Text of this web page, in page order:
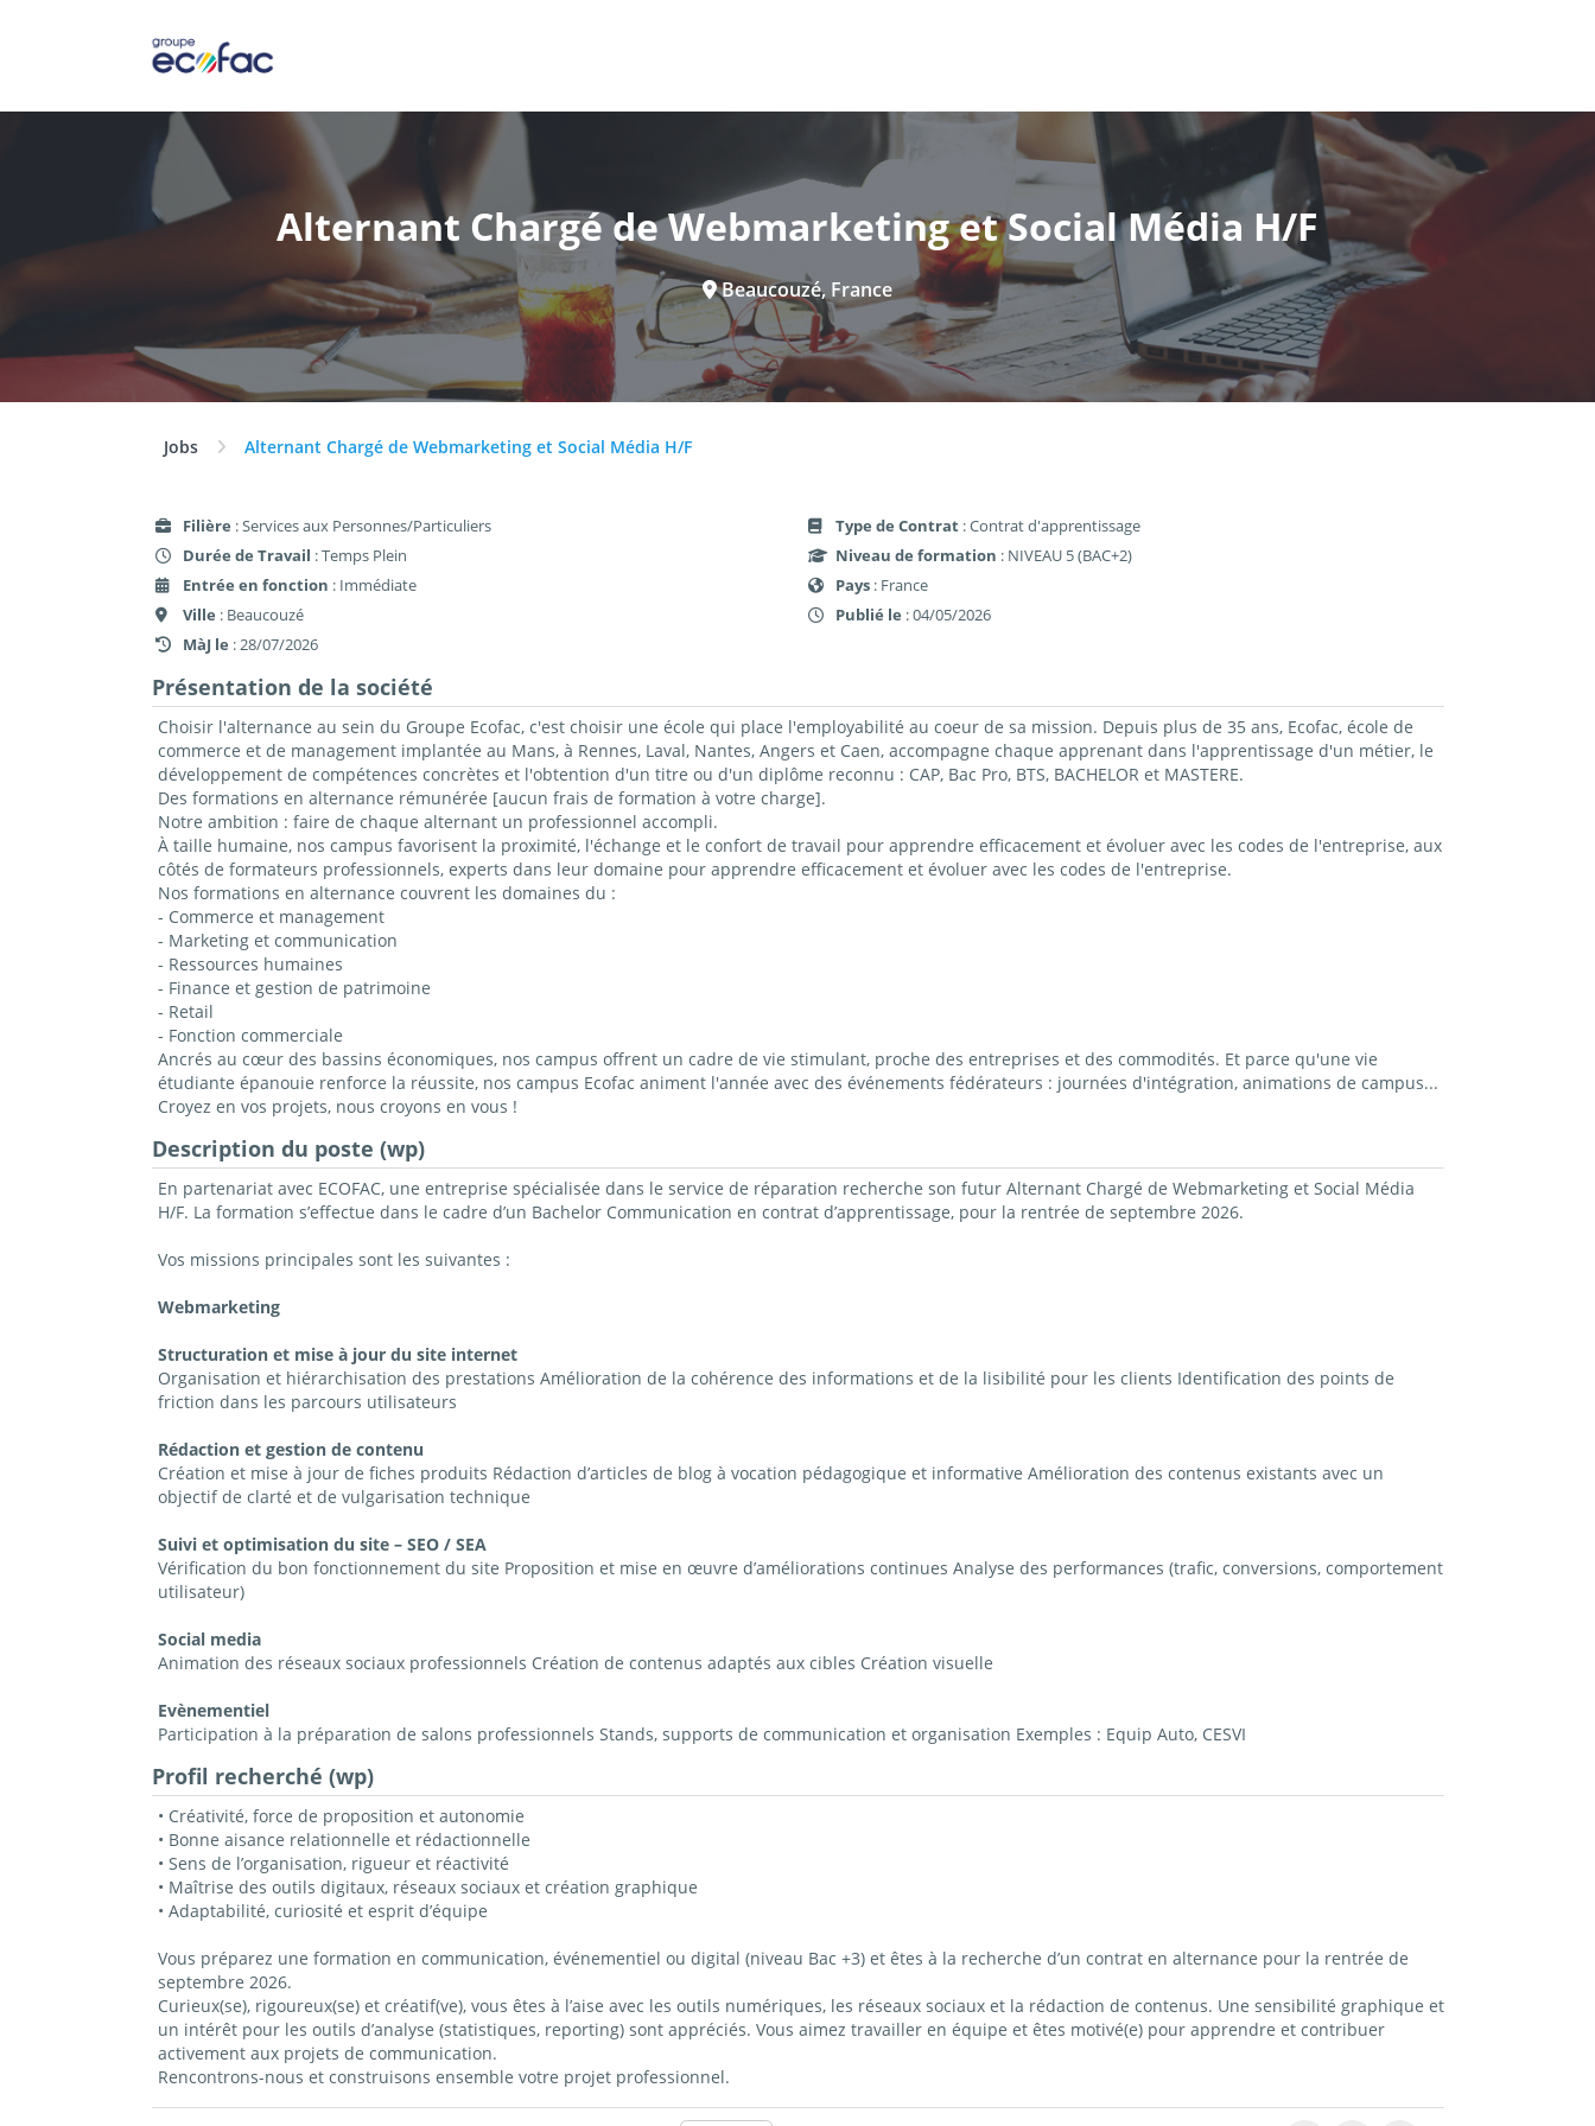
Alternant Chargé de Webmarketing et Social Média H/F
Beaucouzé, France
Jobs Alternant Chargé de Webmarketing et Social Média H/F
Filière : Services aux Personnes/Particuliers
Durée de Travail : Temps Plein
Entrée en fonction : Immédiate
Ville : Beaucouzé
MàJ le : 28/07/2026
Type de Contrat : Contrat d'apprentissage
Niveau de formation : NIVEAU 5 (BAC+2)
Pays : France
Publié le : 04/05/2026
Présentation de la société
Choisir l'alternance au sein du Groupe Ecofac, c'est choisir une école qui place l'employabilité au coeur de sa mission. Depuis plus de 35 ans, Ecofac, école de
commerce et de management implantée au Mans, à Rennes, Laval, Nantes, Angers et Caen, accompagne chaque apprenant dans l'apprentissage d'un métier, le
développement de compétences concrètes et l'obtention d'un titre ou d'un diplôme reconnu : CAP, Bac Pro, BTS, BACHELOR et MASTERE.
Des formations en alternance rémunérée [aucun frais de formation à votre charge].
Notre ambition : faire de chaque alternant un professionnel accompli.
À taille humaine, nos campus favorisent la proximité, l'échange et le confort de travail pour apprendre efficacement et évoluer avec les codes de l'entreprise, aux
côtés de formateurs professionnels, experts dans leur domaine pour apprendre efficacement et évoluer avec les codes de l'entreprise.
Nos formations en alternance couvrent les domaines du :
- Commerce et management
- Marketing et communication
- Ressources humaines
- Finance et gestion de patrimoine
- Retail
- Fonction commerciale
Ancrés au cœur des bassins économiques, nos campus offrent un cadre de vie stimulant, proche des entreprises et des commodités. Et parce qu'une vie
étudiante épanouie renforce la réussite, nos campus Ecofac animent l'année avec des événements fédérateurs : journées d'intégration, animations de campus...
Croyez en vos projets, nous croyons en vous !
Description du poste (wp)
En partenariat avec ECOFAC, une entreprise spécialisée dans le service de réparation recherche son futur Alternant Chargé de Webmarketing et Social Média
H/F. La formation s’effectue dans le cadre d’un Bachelor Communication en contrat d’apprentissage, pour la rentrée de septembre 2026.
Vos missions principales sont les suivantes :
Webmarketing
Structuration et mise à jour du site internet
Organisation et hiérarchisation des prestations Amélioration de la cohérence des informations et de la lisibilité pour les clients Identification des points de
friction dans les parcours utilisateurs
Rédaction et gestion de contenu
Création et mise à jour de fiches produits Rédaction d’articles de blog à vocation pédagogique et informative Amélioration des contenus existants avec un
objectif de clarté et de vulgarisation technique
Suivi et optimisation du site – SEO / SEA
Vérification du bon fonctionnement du site Proposition et mise en œuvre d’améliorations continues Analyse des performances (trafic, conversions, comportement
utilisateur)
Social media
Animation des réseaux sociaux professionnels Création de contenus adaptés aux cibles Création visuelle
Evènementiel
Participation à la préparation de salons professionnels Stands, supports de communication et organisation Exemples : Equip Auto, CESVI
Profil recherché (wp)
• Créativité, force de proposition et autonomie
• Bonne aisance relationnelle et rédactionnelle
• Sens de l’organisation, rigueur et réactivité
• Maîtrise des outils digitaux, réseaux sociaux et création graphique
• Adaptabilité, curiosité et esprit d’équipe
Vous préparez une formation en communication, événementiel ou digital (niveau Bac +3) et êtes à la recherche d’un contrat en alternance pour la rentrée de
septembre 2026.
Curieux(se), rigoureux(se) et créatif(ve), vous êtes à l’aise avec les outils numériques, les réseaux sociaux et la rédaction de contenus. Une sensibilité graphique et
un intérêt pour les outils d’analyse (statistiques, reporting) sont appréciés. Vous aimez travailler en équipe et êtes motivé(e) pour apprendre et contribuer
activement aux projets de communication.
Rencontrons-nous et construisons ensemble votre projet professionnel.